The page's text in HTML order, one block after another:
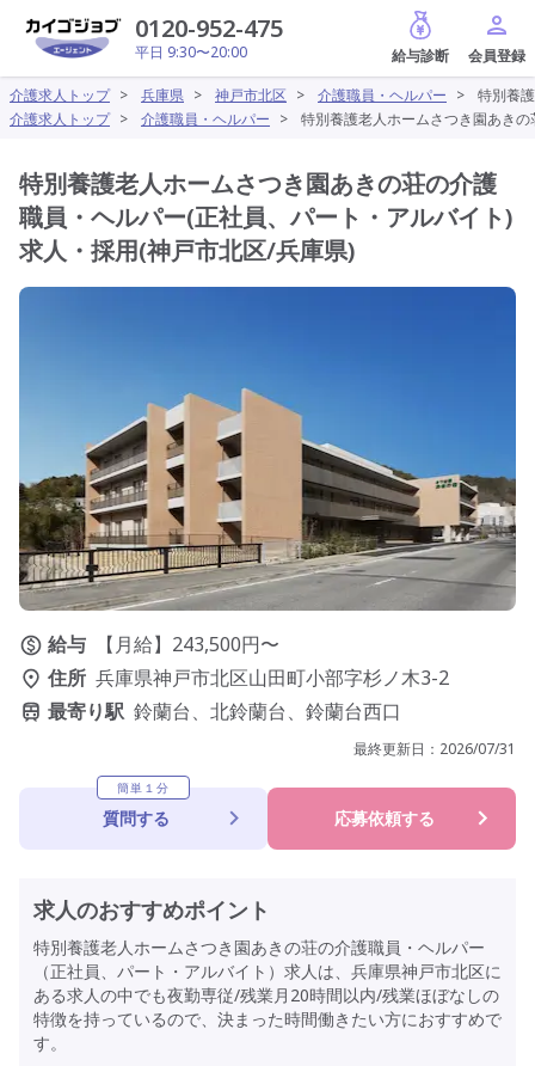
0120-952-475
平日 9:30〜20:00
給与診断
介護求人トップ > 兵庫県 > 神戸市北区 > 介護職員・ヘルパー >
特別養
介護求人トップ > 介護職員・ヘルパー > 特別養護老人ホームさつき園あき
特別養護老人ホームさつき園あきの荘の介護
職員・ヘルパー(正社員、パート・アルバイト)
求人・採用(神戸市北区/兵庫県)
給与
【月給】243,500円〜
住所 兵庫県神戸市北区山田町小部字杉ノ木3-2
最寄り駅 鈴蘭台、北鈴蘭台、鈴蘭台西口
最終更新日： 2026/07/31
簡単１分
質問する 応募依頼する
求人のおすすめポイント
特別養護老人ホームさつき園あきの荘の介護職員・ヘルパー
（正社員、パート・アルバイト）求人は、兵庫県神戸市北区に
ある求人の中でも夜勤専従/残業月20時間以内/残業ほぼなしの
特徴を持っているので、決まった時間働きたい方におすすめで
す。